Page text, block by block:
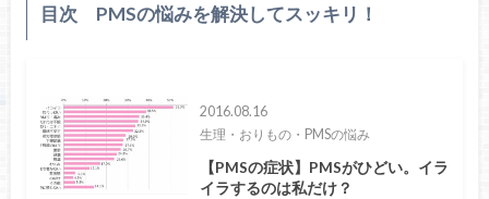
目次 PMSの悩みを解決してスッキリ！
2016.08.16
生理・おりもの・PMSの悩み
【PMSの症状】PMSがひどい。イラ
イラするのは私だけ？